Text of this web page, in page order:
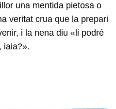
una mentida pietosa o
veritat crua que la prepari
i la nena diu «li podré
iaia?».